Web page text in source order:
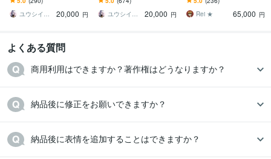
｜世界観統一｜初心者丸
投げOK
ユウシイ＠Vtuber制作
20,000 円
作権譲渡込｜初心者も安
心
ユウシイ＠Vtuber制作
20,000 円
対応・著作権譲渡込｜初
心者も安心
Rei ★
65,000 円
よくある質問
商用利用はできますか？著作権はどうなりますか？
納品後に修正をお願いできますか？
納品後に表情を追加することはできますか？